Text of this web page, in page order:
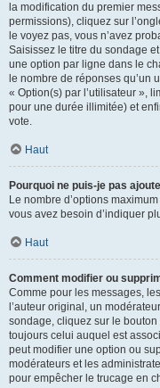
la modification du premier
permissions), cliquez sur
le voyez pas, vous n’avez
Saisissez le titre du sondage
une option par ligne dans le
le nombre de réponses qu’un
« Option(s) par l’utilisateur »,
pour une durée illimitée) et
vote.
Haut
Pourquoi ne puis-je pas
Le nombre d’options
vous avez besoin d’indiquer
Haut
Comment modifier ou
Comme pour les messages,
l’auteur original, un
sondage, cliquez sur le bouton
toujours celui auquel est
peut modifier une option ou
modérateurs et les
pour empêcher le trucage en